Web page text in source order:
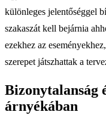
különleges jelentőséggel
szakaszát kell bejárnia
ezekhez az
szerepet játszhattak a
Bizonytalanság
árnyékában